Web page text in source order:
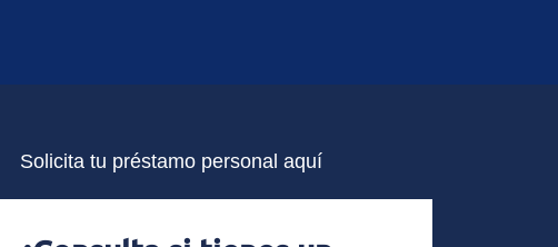
Solicita tu préstamo personal aquí